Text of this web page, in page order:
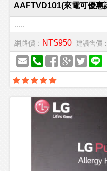
AAFTVD101(來電可優惠
網路價： NT$950 建議售價